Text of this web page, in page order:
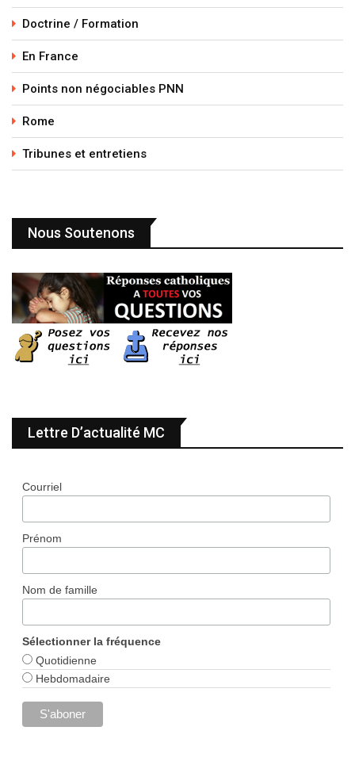
Doctrine / Formation
En France
Points non négociables PNN
Rome
Tribunes et entretiens
Nous Soutenons
Lettre D’actualité MC
Courriel
Prénom
Nom de famille
Sélectionner la fréquence
Quotidienne
Hebdomadaire